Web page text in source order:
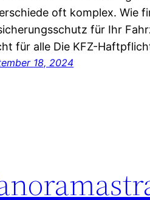
oft komplex. Wie
für Ihr
für alle Die KFZ-
18, 2024